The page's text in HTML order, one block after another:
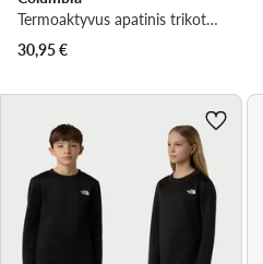
Termoaktyvus apatinis trikotažas, viršus · Juoda
30,95€